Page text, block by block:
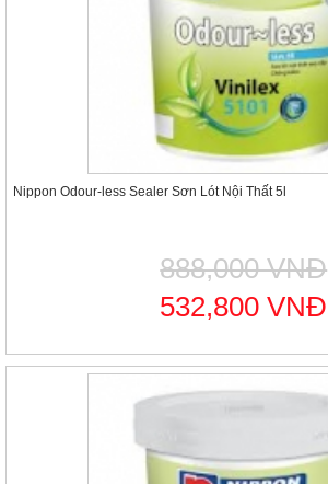
Nippon Odour-less Sealer Sơn Lót Nội Thất 5l
888,000 VNĐ
532,800 VNĐ